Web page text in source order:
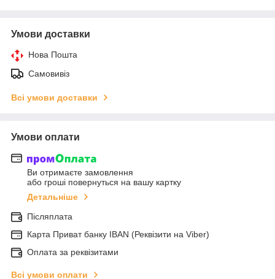
Умови доставки
Нова Пошта
Самовивіз
Всі умови доставки
Умови оплати
Ви отримаєте замовлення
або гроші повернуться на вашу картку
Детальніше
Післяплата
Карта Приват банку IBAN (Реквізити на Viber)
Оплата за реквізитами
Всі умови оплати